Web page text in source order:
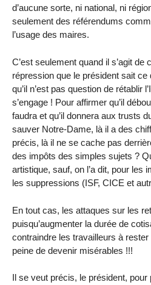
d’aucune sorte, ni national, ni
seulement des référendums
l’usage des maires.
C’est seulement quand il s’agit de
répression que le président sait ce
qu’il n’est pas question de rétablir
s’engage ! Pour affirmer qu’il
faudra et qu’il donnera aux trusts
sauver Notre-Dame, là il a des
précis, là il ne se cache pas
des impôts des simples sujets ?
artistique, sauf, on l’a dit, pour les
les suppressions (ISF, CICE et
En tout cas, les attaques sur les
puisqu’augmenter la durée de
contraindre les travailleurs à
peine de devenir misérables !!!
Il se veut précis, le président,